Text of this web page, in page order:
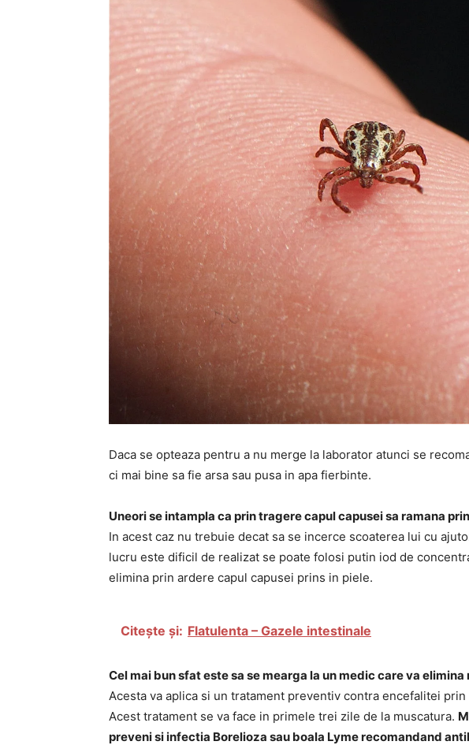
Daca se opteaza pentru a nu merge la laborator atunci se
ci mai bine sa fie arsa sau pusa in apa fierbinte.
Uneori se intampla ca prin tragere capul capusei sa ramana
In acest caz nu trebuie decat sa se incerce scoaterea lui cu
lucru este dificil de realizat se poate folosi putin iod de
elimina prin ardere capul capusei prins in piele.
Citește și: Flatulenta – Gazele intestinale
Cel mai bun sfat este sa se mearga la un medic care va
Acesta va aplica si un tratament preventiv contra encefalitei
Acest tratament se va face in primele trei zile de la muscatura.
preveni si infectia Borelioza sau boala Lyme recomandand